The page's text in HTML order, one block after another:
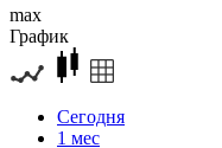
max
График
Сегодня
1 мес